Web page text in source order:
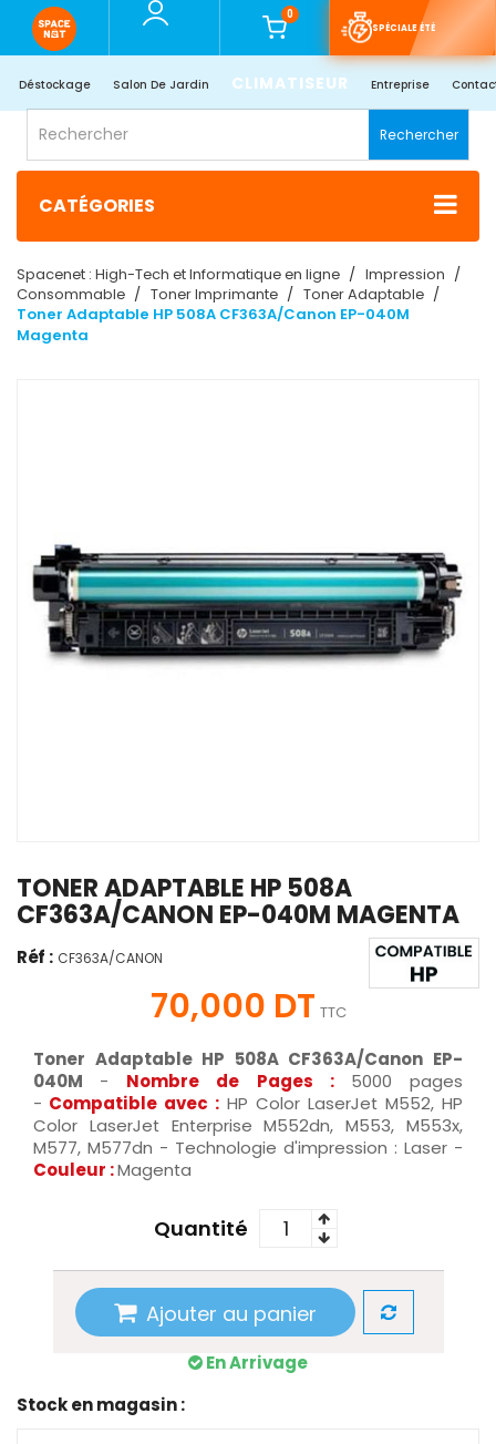
0
SPÉCIALE ÉTÉ
Déstockage Salon De Jardin CLIMATISEUR Entreprise
Rechercher
CATÉGORIES
Spacenet : High-Tech et Informatique en ligne
Impression
Consommable
Toner Imprimante
Toner Adaptable
Toner Adaptable HP 508A CF363A/Canon EP-040M
Magenta
TONER ADAPTABLE HP 508A
CF363A/CANON EP-040M MAGENTA
Réf : CF363A/CANON
70,000 DT TTC
Toner Adaptable HP 508A CF363A/Canon EP-
040M - Nombre de Pages :
5000 pages
- Compatible avec : HP Color LaserJet M552, HP
Color LaserJet Enterprise M552dn, M553, M553x,
M577, M577dn - Technologie d'impression : Laser -
Couleur :Magenta
Quantité
Ajouter au panier
En Arrivage
Stock en magasin :